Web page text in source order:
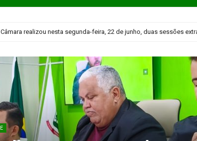
Câmara Municipal realiza a18ª Reunião Ordinária 2 meses atrás